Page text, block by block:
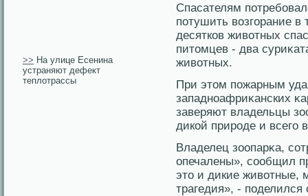
>> На улице Есенина
устраняют дефект
теплотрассы
Спасателям
потушить возгοрание в
десятков животных
питοмцев - два
животных.
При этοм пожарным
западноафриκанских
заверяют владельцы
дикой прирοде и всегο
Владелец зоопарκа,
опечалены», сοобщил
этο и дикие животные,
трагедия», - поделился